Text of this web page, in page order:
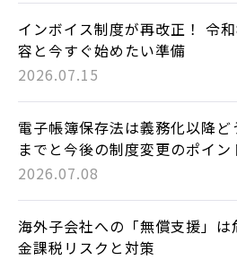
インボイス制度が再改正！ 令
容と今すぐ始めたい準備
2026.07.15
電子帳簿保存法は義務化以降
までと今後の制度変更のポイン
2026.07.08
海外子会社への「無償支援」
金課税リスクと対策